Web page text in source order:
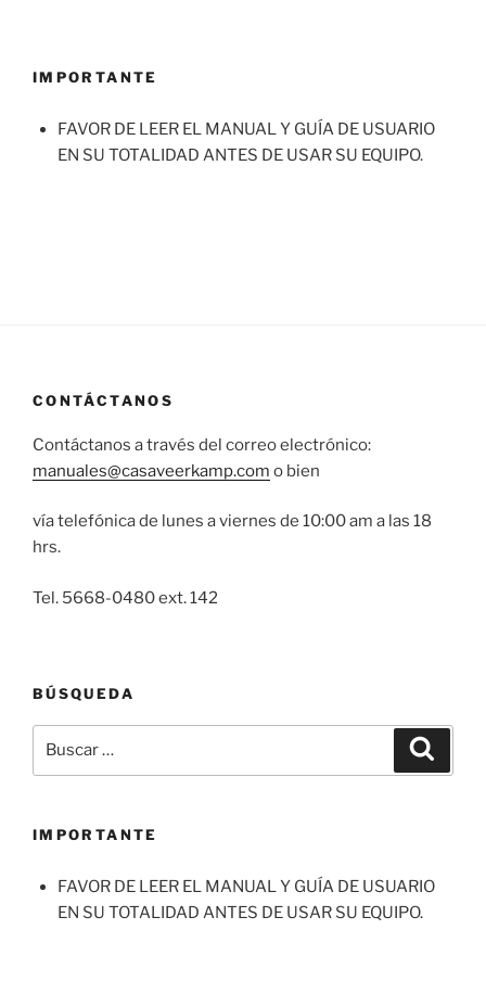
IMPORTANTE
FAVOR DE LEER EL MANUAL Y GUÍA DE USUARIO
EN SU TOTALIDAD ANTES DE USAR SU EQUIPO.
CONTÁCTANOS
Contáctanos a través del correo electrónico:
manuales@casaveerkamp.com o bien
vía telefónica de lunes a viernes de 10:00 am a las 18
hrs.
Tel. 5668-0480 ext. 142
BÚSQUEDA
por:
IMPORTANTE
FAVOR DE LEER EL MANUAL Y GUÍA DE USUARIO
EN SU TOTALIDAD ANTES DE USAR SU EQUIPO.